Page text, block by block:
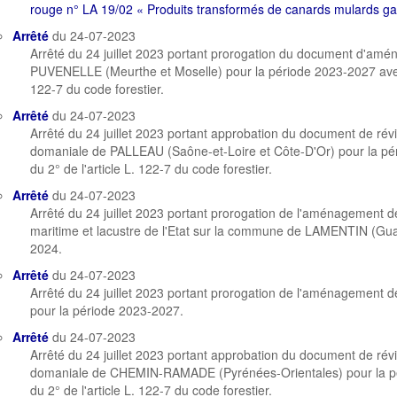
rouge n° LA 19/02 « Produits transformés de canards mulards
Arrêté du 24-07-2023
Arrêté du 24 juillet 2023 portant prorogation du document
PUVENELLE (Meurthe et Moselle) pour la période 2023-2027
122-7 du code forestier.
Arrêté du 24-07-2023
Arrêté du 24 juillet 2023 portant approbation du document de
domaniale de PALLEAU (Saône-et-Loire et Côte-D'Or) pour la
du 2° de l'article L. 122-7 du code forestier.
Arrêté du 24-07-2023
Arrêté du 24 juillet 2023 portant prorogation de l'aménagement
maritime et lacustre de l'Etat sur la commune de LAMENTIN
2024.
Arrêté du 24-07-2023
Arrêté du 24 juillet 2023 portant prorogation de l'aménagement
pour la période 2023-2027.
Arrêté du 24-07-2023
Arrêté du 24 juillet 2023 portant approbation du document de
domaniale de CHEMIN-RAMADE (Pyrénées-Orientales) pour la
du 2° de l'article L. 122-7 du code forestier.